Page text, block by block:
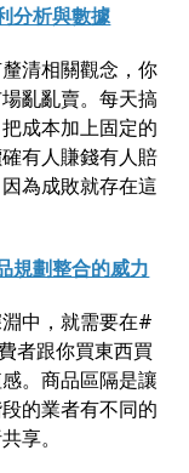
分析與數據
清相關觀念，你
亂亂賣。每天搞
成本加上固定的
有人賺錢有人賠
為成敗就存在這
規劃整合的威力
中，就需要在#
者跟你買東西買
。商品區隔是讓
的業者有不同的
享。